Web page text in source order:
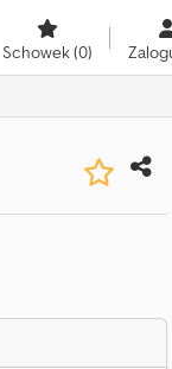
Schowek(0)